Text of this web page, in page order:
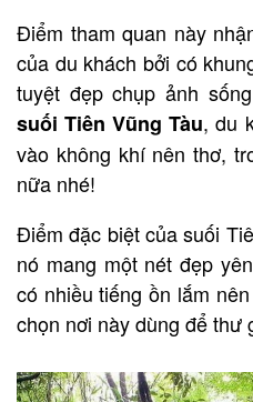
Điểm tham quan này
của du khách bởi có
tuyệt đẹp chụp ảnh
suối Tiên Vũng Tàu, du
vào không khí nên thơ,
nữa nhé!
Điểm đặc biệt của suối
nó mang một nét đẹp
có nhiều tiếng ồn lắm
chọn nơi này dùng để thư